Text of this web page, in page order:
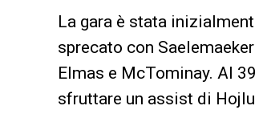
La gara è stata
sprecato con
Elmas e McTominay. Al
sfruttare un assist di